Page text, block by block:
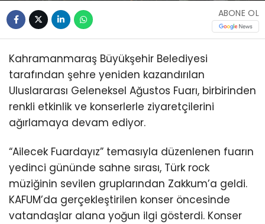
ABONE OL
Kahramanmaraş Büyükşehir Belediyesi
tarafından şehre yeniden kazandırılan
Uluslararası Geleneksel Ağustos Fuarı, birbirinden
renkli etkinlik ve konserlerle ziyaretçilerini
ağırlamaya devam ediyor.
“Ailecek Fuardayız” temasıyla düzenlenen fuarın
yedinci gününde sahne sırası, Türk rock
müziğinin sevilen gruplarından Zakkum’a geldi.
KAFUM’da gerçekleştirilen konser öncesinde
vatandaşlar alana yoğun ilgi gösterdi. Konser